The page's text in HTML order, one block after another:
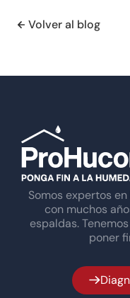
Volver al blog
Somos expertos
con muchos
espaldas.
poner